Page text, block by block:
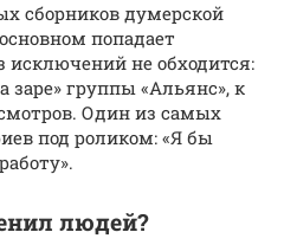
сборников думерской
попадает
исключений не обходится:
заре» группы «Альянс», к
Один из самых
под роликом: «Я бы
людей?